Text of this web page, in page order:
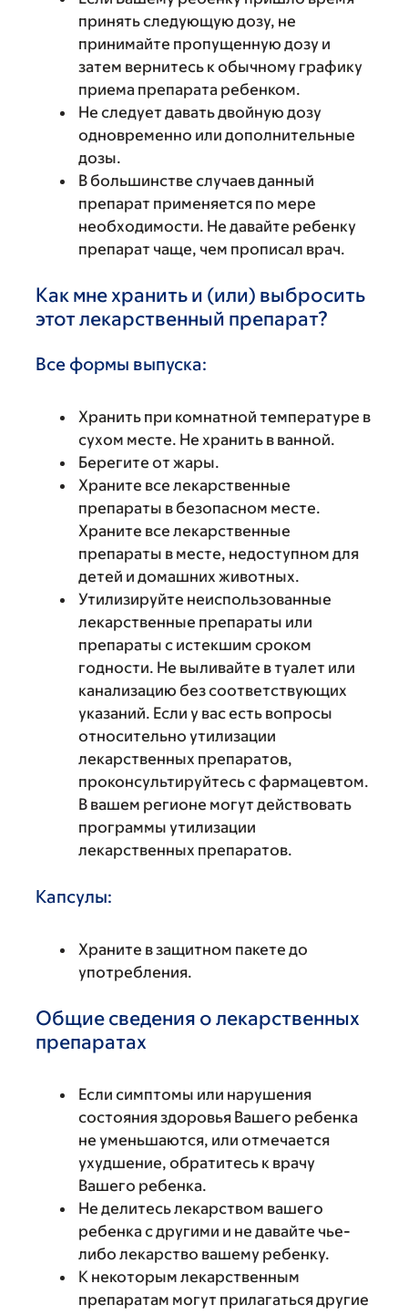
принять следующую дозу, не
принимайте пропущенную дозу и
затем вернитесь к обычному графику
приема препарата ребенком.
Не следует давать двойную дозу
одновременно или дополнительные
дозы.
В большинстве случаев данный
препарат применяется по мере
необходимости. Не давайте ребенку
препарат чаще, чем прописал врач.
Как мне хранить и (или) выбросить
этот лекарственный препарат?
Все формы выпуска:
Хранить при комнатной температуре в
сухом месте. Не хранить в ванной.
Берегите от жары.
Храните все лекарственные
препараты в безопасном месте.
Храните все лекарственные
препараты в месте, недоступном для
детей и домашних животных.
Утилизируйте неиспользованные
лекарственные препараты или
препараты с истекшим сроком
годности. Не выливайте в туалет или
канализацию без соответствующих
указаний. Если у вас есть вопросы
относительно утилизации
лекарственных препаратов,
проконсультируйтесь с фармацевтом.
В вашем регионе могут действовать
программы утилизации
лекарственных препаратов.
Капсулы:
Храните в защитном пакете до
употребления.
Общие сведения о лекарственных
препаратах
Если симптомы или нарушения
состояния здоровья Вашего ребенка
не уменьшаются, или отмечается
ухудшение, обратитесь к врачу
Вашего ребенка.
Не делитесь лекарством вашего
ребенка с другими и не давайте чье-
либо лекарство вашему ребенку.
К некоторым лекарственным
препаратам могут прилагаться другие